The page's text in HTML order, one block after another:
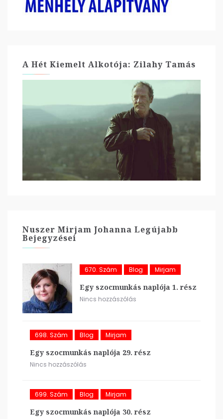
A Hét Kiemelt Alkotója: Zilahy Tamás
Nuszer Mirjam Johanna Legújabb
Bejegyzései
670. Szám Blog Mirjam
Egy szocmunkás naplója 1. rész
Nincs hozzászólás
698. Szám Blog Mirjam
Egy szocmunkás naplója 29. rész
Nincs hozzászólás
699. Szám Blog Mirjam
Egy szocmunkás naplója 30. rész